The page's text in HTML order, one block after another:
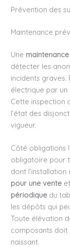
Prévention des
Maintenance
Une
détecter les
incidents
électrique par un
Cette inspection
l’état des
vigueur.
Côté obligations
obligatoire pour
dont l’installation
pour une vente et
périodique du
les dépôts qui
Toute élévation
composants doit
naissant.